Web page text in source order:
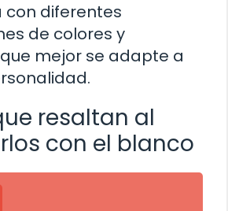
con diferentes
de colores y
mejor se adapte a
resaltan al
con el blanco